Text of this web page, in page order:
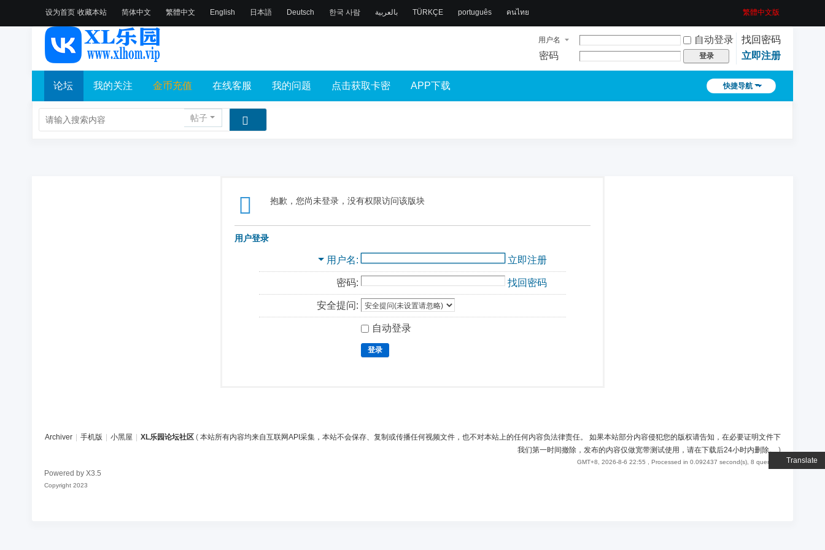
设为首页 收藏本站
Translate
简体中文 繁體中文 English 日本語 Deutsch 한국 사람 بالعربية TÜRKÇE português คนไทย 繁體中文版
用户名 自动登录
找回密码
密码
登录 立即注册
快捷导航
论坛 我的关注 金币充值 在线客服 我的问题 点击获取卡密 APP下载
帖子
抱歉，您尚未登录，没有权限访问该版块
用户登录
用户名 立即注册
密码: 找回密码
安全提问:
自动登录
登录
Archiver 手机版 小黑屋 XL乐园论坛社区 ( 本站所有内容均来自互联网API采集，本站不会保存、复制或传播任何视频文件，也不对本站上的任何内容负法律责任。 如果本站部分内容侵犯您的版权请告知，在必要证明文件下
我们第一时间撤除，发布的内容仅做宽带测试使用，请在下载后24小时内删除。)
GMT+8, 2026-8-6 22:55 , Processed in 0.092437 second(s), 8 queries .
Powered by X3.5
Copyright 2023